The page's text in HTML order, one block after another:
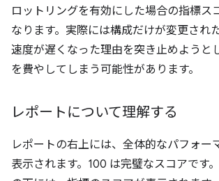
ロットリングを有効にした場合の指標ス
なります。実際には構成だけが変更され
速度が遅くなった理由を突き止めようと
を費やしてしまう可能性があります。
レポートについて理解する
レポートの右上には、全体的なパフォー
表示されます。100 は完璧なスコアです